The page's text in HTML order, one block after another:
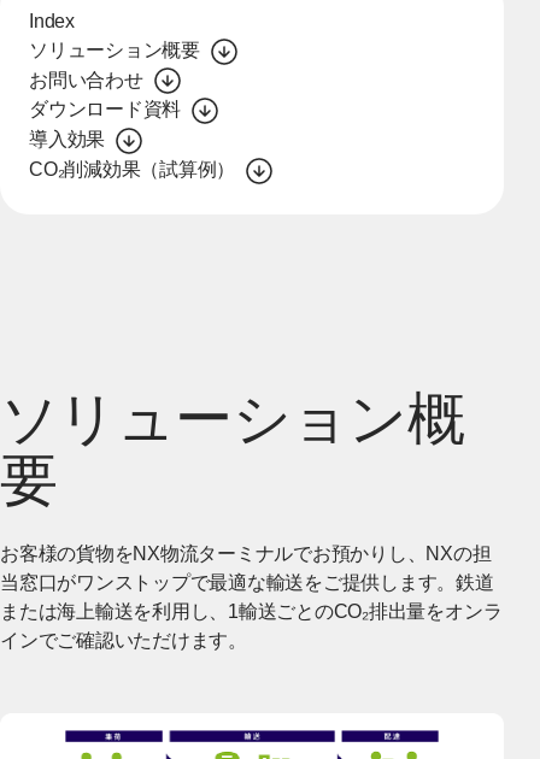
Index
ソリューション概要
お問い合わせ
ダウンロード資料
導入効果
CO₂削減効果（試算例）
ソリューション概
要
お客様の貨物をNX物流ターミナルでお預かりし、NXの担
当窓口がワンストップで最適な輸送をご提供します。鉄道
または海上輸送を利用し、1輸送ごとのCO₂排出量をオンラ
インでご確認いただけます。